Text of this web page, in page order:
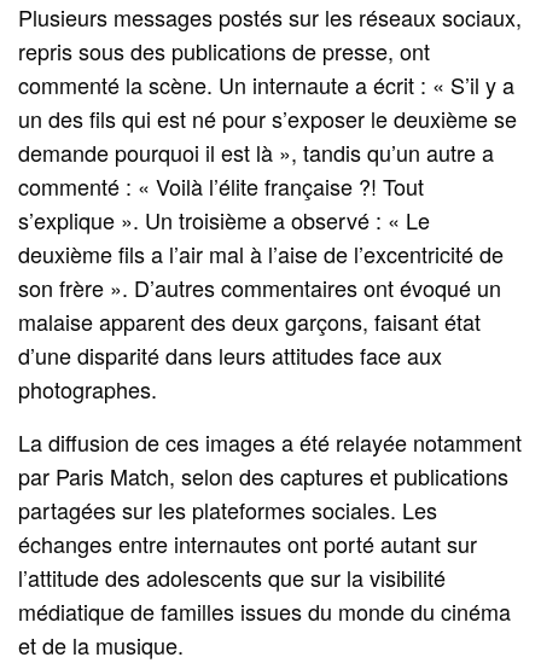
Plusieurs messages postés sur les réseaux sociaux,
repris sous des publications de presse, ont
commenté la scène. Un internaute a écrit : « S’il y a
un des fils qui est né pour s’exposer le deuxième se
demande pourquoi il est là », tandis qu’un autre a
commenté : « Voilà l’élite française ?! Tout
s’explique ». Un troisième a observé : « Le
deuxième fils a l’air mal à l’aise de l’excentricité de
son frère ». D’autres commentaires ont évoqué un
malaise apparent des deux garçons, faisant état
d’une disparité dans leurs attitudes face aux
photographes.
La diffusion de ces images a été relayée notamment
par Paris Match, selon des captures et publications
partagées sur les plateformes sociales. Les
échanges entre internautes ont porté autant sur
l’attitude des adolescents que sur la visibilité
médiatique de familles issues du monde du cinéma
et de la musique.